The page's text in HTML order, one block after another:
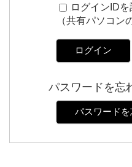
ログインIDを
（共有パソコン
ログイン
パスワードを忘
パスワード